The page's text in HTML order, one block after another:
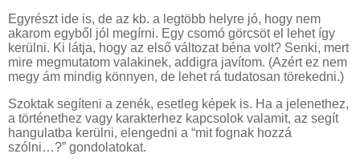
Egyrészt ide is, de az kb. a legtöbb helyre jó, hogy nem
akarom egyből jól megírni. Egy csomó görcsöt el lehet így
kerülni. Ki látja, hogy az első változat béna volt? Senki, mert
mire megmutatom valakinek, addigra javítom. (Azért ez nem
megy ám mindig könnyen, de lehet rá tudatosan törekedni.)
Szoktak segíteni a zenék, esetleg képek is. Ha a jelenethez,
a történethez vagy karakterhez kapcsolok valamit, az segít
hangulatba kerülni, elengedni a “mit fognak hozzá
szólni…?” gondolatokat.